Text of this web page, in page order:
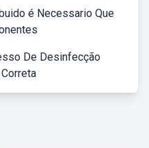
é Necessario Que
De Desinfecção